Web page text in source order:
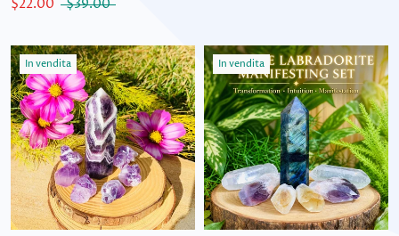
$22.00
$39.00
In vendita In vendita